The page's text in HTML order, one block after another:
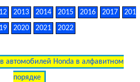
2013 2014 2015 2016 2017
201
2020 2021 2022
автомобилей Honda в алфавитном
порядке